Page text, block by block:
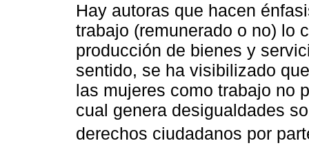
Hay autoras que hacen
trabajo (remunerado o no) lo
producción de bienes y
sentido, se ha visibilizado
las mujeres como trabajo no
cual genera desigualdades
derechos ciudadanos por